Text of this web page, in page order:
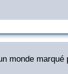
monde